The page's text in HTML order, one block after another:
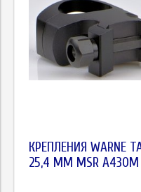
КРЕПЛЕНИЯ WARNE
25,4 ММ MSR A430M